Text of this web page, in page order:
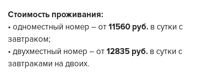
Стоимость проживания:
• одноместный номер – от 11560 руб. в сутки с
завтраком;
• двухместный номер – от 12835 руб. в сутки с
завтраками на двоих.